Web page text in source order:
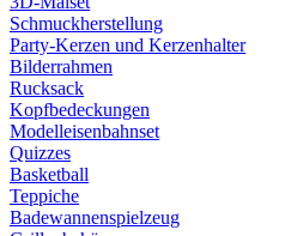
Schmuckherstellung
Party-Kerzen und Kerzenhalter
Bilderrahmen
Rucksack
Kopfbedeckungen
Modelleisenbahnset
Quizzes
Basketball
Teppiche
Badewannenspielzeug